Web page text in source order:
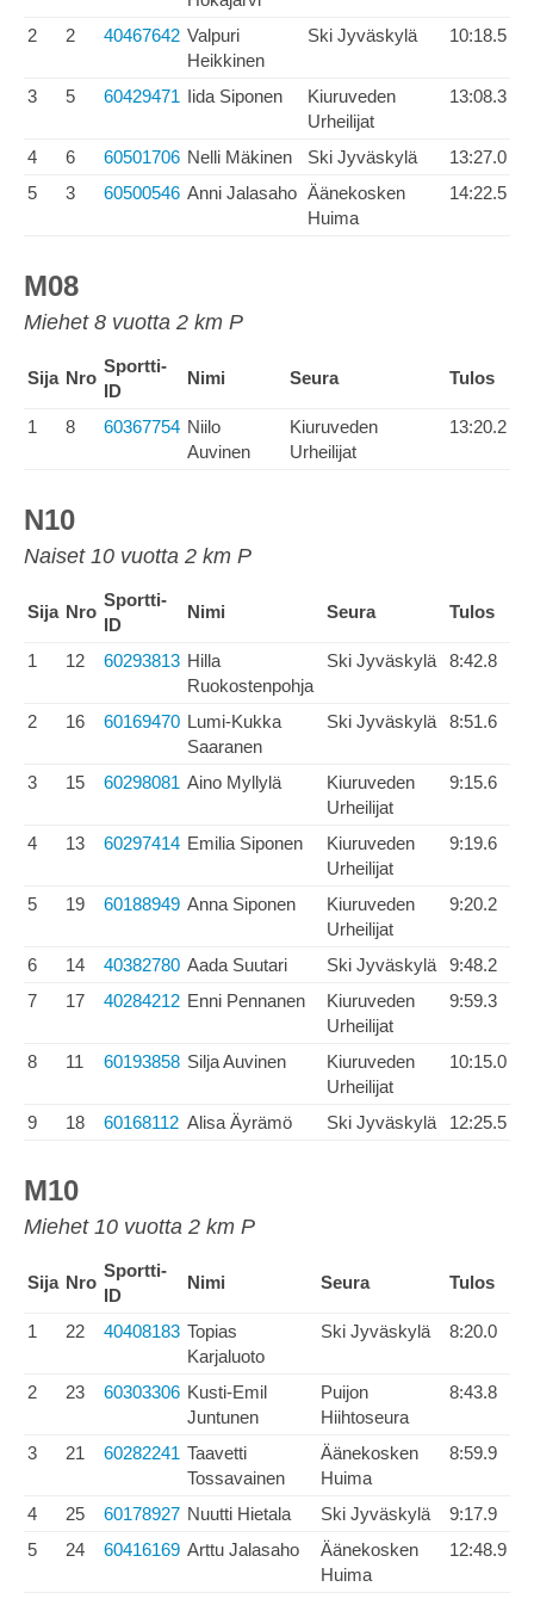
2 2 40467642 Valpuri
Heikkinen
Ski Jyväskylä 10:18.5
3 5 60429471 Iida Siponen
Kiuruveden
Urheilijat
13:08.3
4 6 60501706 Nelli Mäkinen Ski Jyväskylä
13:27.0
5
3 60500546 Anni Jalasaho Äänekosken
Huima
14:22.5
M08
Miehet 8 vuotta 2 km P
Sija Nro
Sportti-
ID
Nimi Seura Tulos
1 8 60367754 Niilo
Auvinen
Kiuruveden
Urheilijat
13:20.2
N10
Naiset 10 vuotta 2 km P
Sija Nro
Sportti-
ID
Nimi Seura Tulos
1 12 60293813 Hilla
Ruokostenpohja
Ski Jyväskylä 8:42.8
2 16 60169470 Lumi-Kukka
Saaranen
Ski Jyväskylä 8:51.6
3 15 60298081 Aino Myllylä
Kiuruveden
Urheilijat
9:15.6
4 13 60297414 Emilia Siponen
Kiuruveden
Urheilijat
9:19.6
5 19 60188949 Anna Siponen
Kiuruveden
Urheilijat
9:20.2
6 14 40382780 Aada Suutari Ski Jyväskylä
9:48.2
7
17 40284212 Enni Pennanen
Kiuruveden
Urheilijat
9:59.3
8 11 60193858 Silja Auvinen
Kiuruveden
Urheilijat
10:15.0
9 18 60168112 Alisa Äyrämö Ski Jyväskylä 12:25.5
M10
Miehet 10 vuotta 2 km P
Sija Nro
Sportti-
ID
Nimi Seura Tulos
1 22 40408183 Topias
Karjaluoto
Ski Jyväskylä 8:20.0
2 23 60303306 Kusti-Emil
Juntunen
Puijon
Hiihtoseura
8:43.8
3 21 60282241 Taavetti
Tossavainen
Äänekosken
Huima
8:59.9
4 25 60178927 Nuutti Hietala Ski Jyväskylä
9:17.9
5
24 60416169 Arttu Jalasaho
Äänekosken
Huima
12:48.9